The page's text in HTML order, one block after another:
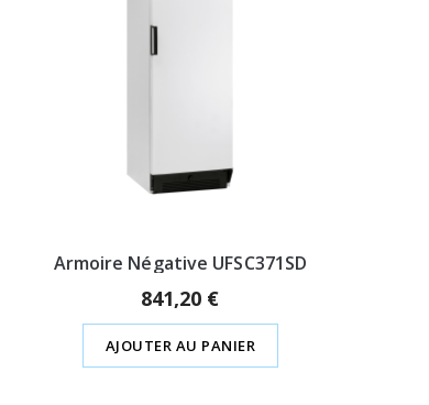
Armoire Négative UFSC371SD
841,20 €
AJOUTER AU PANIER